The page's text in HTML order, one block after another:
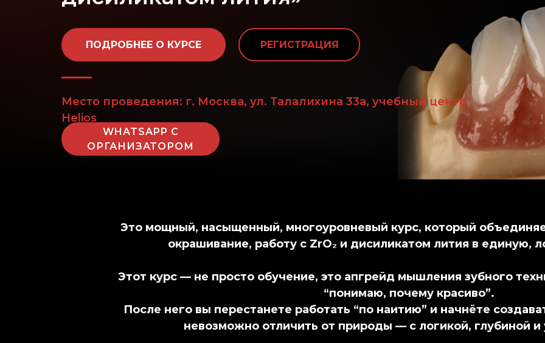
Место проведения: г. Москва, ул. Талалихина 33а, учебный центр
Helios
РЕГИСТРАЦИЯ
ПОДРОБНЕЕ О КУРСЕ
WHATSAPP С
ОРГАНИЗАТОРОМ
Это мощный, насыщенный, многоуровневый курс, который
окрашивание, работу с ZrO₂ и дисиликатом лития в единую,
Этот курс — не просто обучение, это апгрейд мышления зубного
“понимаю, почему красиво”.
После него вы перестанете работать “по наитию” и начнёте
невозможно отличить от природы — с логикой, глубиной и